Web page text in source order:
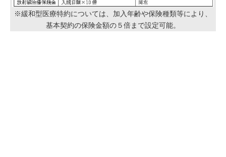
※緩和型医療特約については、加入年齢や保険種類等により、
基本契約の保険金額の５倍まで設定可能。